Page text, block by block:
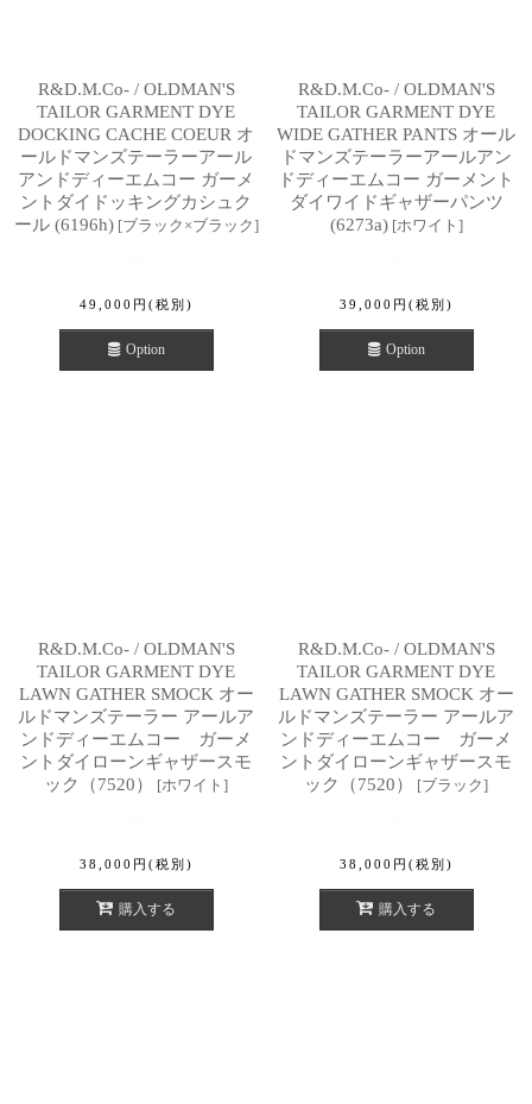
R&D.M.Co- / OLDMAN'S
TAILOR GARMENT DYE
DOCKING CACHE COEUR オ
ールドマンズテーラーアール
アンドディーエムコー ガーメ
ントダイドッキングカシュク
ール (6196h) [ブラック×ブラック]
49,000 円 (税別)
Option
R&D.M.Co- / OLDMAN'S
TAILOR GARMENT DYE
WIDE GATHER PANTS オール
ドマンズテーラーアールアン
ドディーエムコー ガーメント
ダイワイドギャザーパンツ
(6273a) [ホワイト ]
39,000 円 (税別)
Option
R&D.M.Co- / OLDMAN'S
TAILOR GARMENT DYE
LAWN GATHER SMOCK オー
ルドマンズテーラー アールア
ンドディーエムコー ガーメ
ントダイローンギャザースモ
ック（7520）
[ホワイト ]
38,000 円 (税別)
購入する
R&D.M.Co- / OLDMAN'S
TAILOR GARMENT DYE
LAWN GATHER SMOCK オー
ルドマンズテーラー アールア
ンドディーエムコー ガーメ
ントダイローンギャザースモ
ック（7520）
[ブラック]
38,000 円 (税別)
購入する